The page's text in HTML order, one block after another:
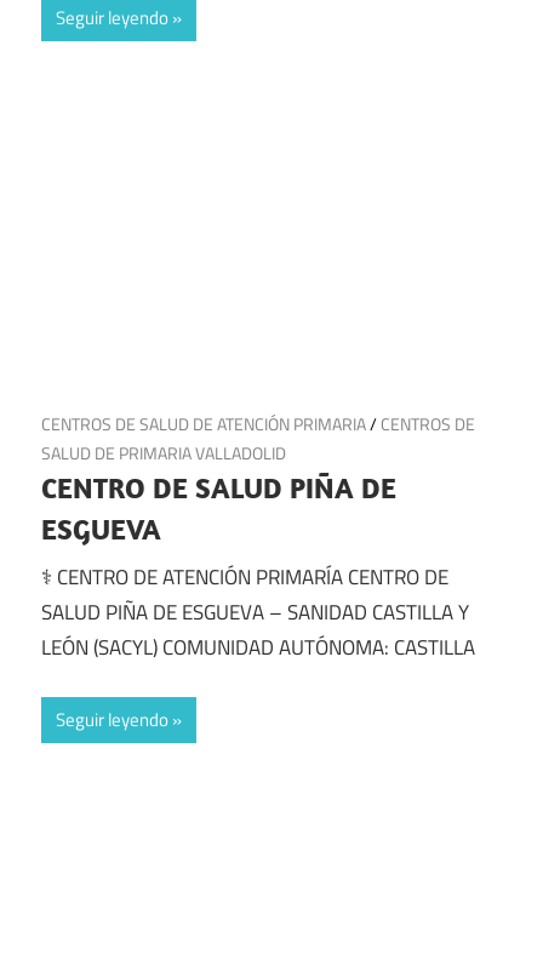
Seguir leyendo
30 de junio de 2025
CENTROS DE SALUD DE ATENCIÓN PRIMARIA/CENTROS DE
SALUD DE PRIMARIA VALLADOLID
CENTRO DE SALUD PIÑA DE
ESGUEVA
⚕️ CENTRO DE ATENCIÓN PRIMARÍA CENTRO DE
SALUD PIÑA DE ESGUEVA – SANIDAD CASTILLA Y
LEÓN (SACYL) COMUNIDAD AUTÓNOMA: CASTILLA
Seguir leyendo